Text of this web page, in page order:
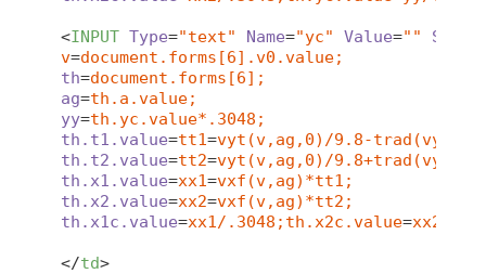
<INPUT Type="text" Name="yc" Value="" Size
v=document.forms[6].v0.value;
th=document.forms[6];
ag=th.a.value;
yy=th.yc.value*.3048;
th.t1.value=tt1=vyt(v,ag,0)/9.8-
th.t2.value=tt2=vyt(v,ag,0)/
th.x1.value=xx1=vxf(v,ag)*tt1;
th.x2.value=xx2=vxf(v,ag)*tt2;
th.x1c.value=xx1/.3048;th.x2c.value=xx2/
</td>